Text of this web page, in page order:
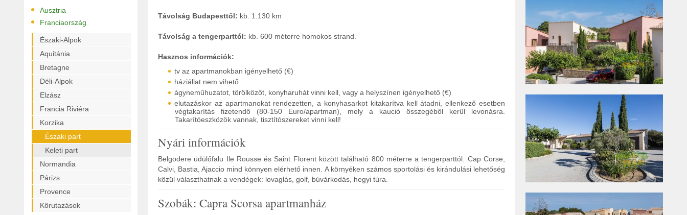
• Ausztria
• Franciaország
Északi-Alpok
Aquitánia
Bretagne
Déli-Alpok
Elzász
Francia Riviéra
Korzika
Északi part
Keleti part
Normandia
Párizs
Provence
Körutazások
Távolság Budapesttől: kb. 1.130 km
Távolság a tengerparttól: kb. 600 méterre homokos strand.
Hasznos információk:
tv az apartmanokban igényelhető (€)
háziállat nem vihető
ágyneműhuzatot, törölközőt, konyharuhát vinni kell, vagy a helyszínen igényelhető (€)
elutazáskor az apartmanokat rendezetten, a konyhasarkot kitakarítva kell átadni, ellenkező esetben
végtakarítás fizetendő (80-150 Euro/apartman), mely a kaució összegéből kerül levonásra.
Takarítóeszközök vannak, tisztítószereket vinni kell!
Nyári információk
Belgodere üdülőfalu Ile Rousse és Saint Florent között található 800 méterre a tengerparttól. Cap Corse,
Calvi, Bastia, Ajaccio mind könnyen elérhető innen. A környéken számos sportolási és kirándulási lehetőség
közül választhatnak a vendégek: lovaglás, golf, búvárkodás, hegyi túra.
Szobák: Capra Scorsa apartmanház